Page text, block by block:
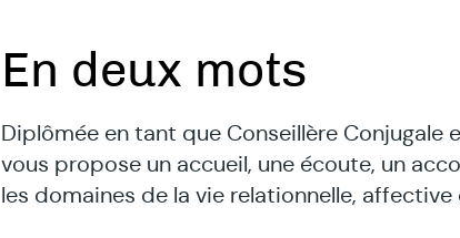
En deux mots
Diplômée en tant que Conseillère Conjugale
vous propose un accueil, une écoute, un
les domaines de la vie relationnelle, affective